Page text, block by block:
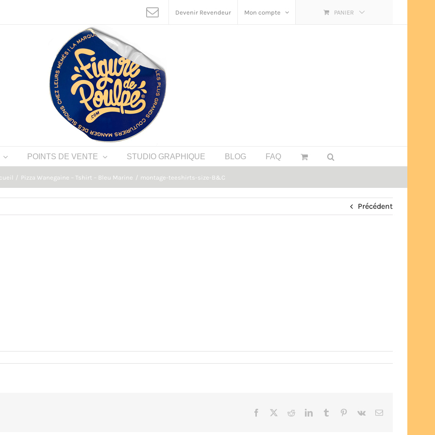
Devenir Revendeur Mon compte PANIER
POINTS DE VENTE STUDIO GRAPHIQUE BLOG FAQ
Pizza Wanegaine – Tshirt – Bleu Marine montage-teeshirts-size-B&C
Précédent
Facebook RedditLinkedInTumblr Pinterest
Vk Email